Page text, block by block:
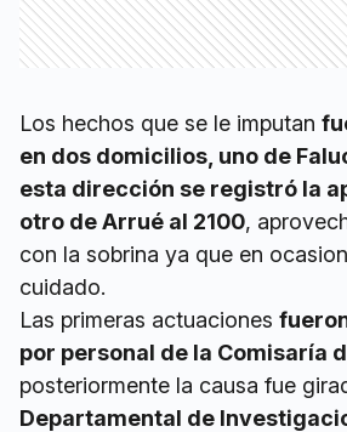
Los hechos que se le imputan
en dos domicilios, uno de
esta dirección se registró la
otro de Arrué al 2100,
con la sobrina ya que en
cuidado.
Las primeras actuaciones
por personal de la Comisaría
posteriormente la causa fue
Departamental de